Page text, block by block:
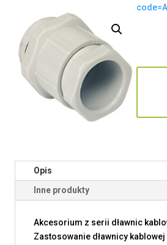
Opis
Inne produkty
Akcesorium z serii dławnic
Zastosowanie dławnicy